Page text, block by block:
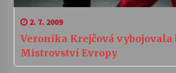
2. 7. 2009
Veronika Krejčová vybojovala
Mistrovství Evropy